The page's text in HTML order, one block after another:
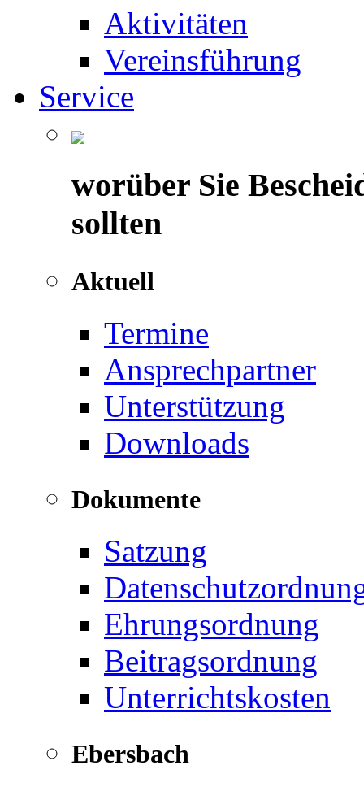
Aktivitäten
Vereinsführung
Service
worüber Sie
sollten
Aktuell
Termine
Ansprechpartner
Unterstützung
Downloads
Dokumente
Satzung
Ehrungsordnung
Beitragsordnung
Unterrichtskosten
Ebersbach